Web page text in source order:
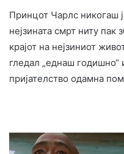
Принцот Чарлс никогаш
нејзината смрт ниту пак
крајот на нејзиниот
гледал „еднаш годишно“
пријателство одамна